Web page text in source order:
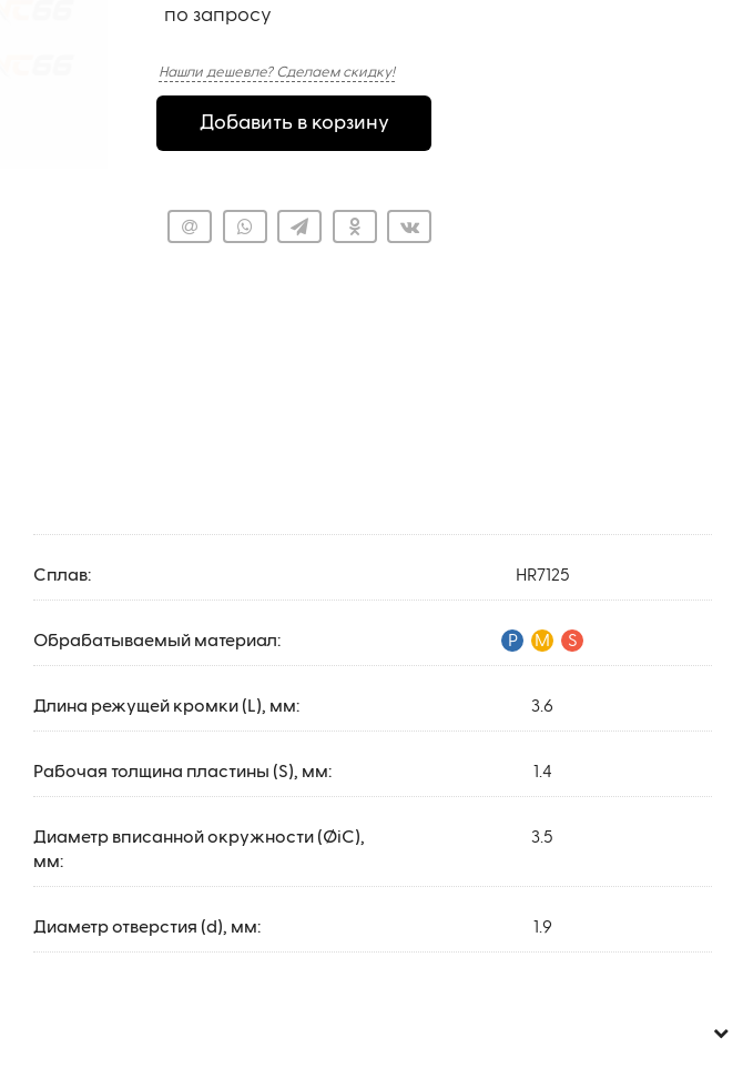
по запросу
Нашли дешевле? Сделаем скидку!
Добавить в корзину
Сплав: HR7125
Обрабатываемый материал: P M S
Длина режущей кромки (L), мм: 3.6
Рабочая толщина пластины (S), мм: 1.4
Диаметр вписанной окружности (ØiC),
мм:
3.5
Диаметр отверстия (d), мм: 1.9